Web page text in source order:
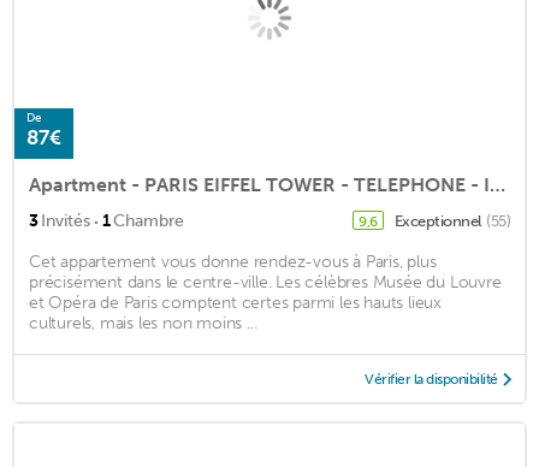
De
87€
Apartment - PARIS EIFFEL TOWER - TELEPHONE - INTERNET - TV deposit by Pay-Pal
3Invités · 1Chambre 9,6 Exceptionnel (55)
Cet appartement vous donne rendez-vous à Paris, plus
précisément dans le centre-ville. Les célèbres Musée du Louvre
et Opéra de Paris comptent certes parmi les hauts lieux
culturels, mais les non moins ...
Vérifier la disponibilité